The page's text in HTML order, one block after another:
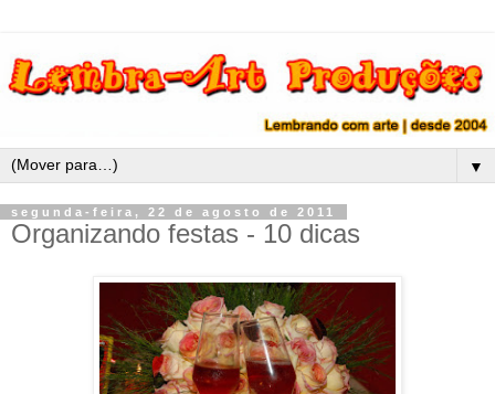
▼
segunda-feira, 22 de agosto de 2011
Organizando festas - 10 dicas